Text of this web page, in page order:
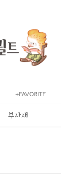
+FAVORITE
부자재